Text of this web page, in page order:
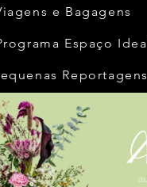
e Bagagens
Espaço
Reportagens